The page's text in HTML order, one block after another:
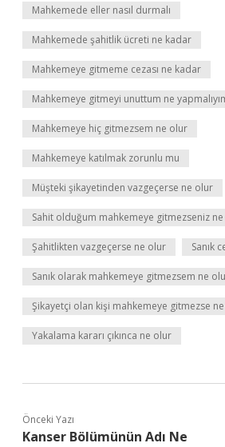
Mahkemede eller nasıl durmalı
Mahkemede şahitlik ücreti ne kadar
Mahkemeye gitmeme cezası ne kadar
Mahkemeye gitmeyi unuttum ne
Mahkemeye hiç gitmezsem ne olur
Mahkemeye katılmak zorunlu mu
Müşteki şikayetinden vazgeçerse ne olur
Sahit olduğum mahkemeye gitmezseniz
Şahitlikten vazgeçerse ne olur Sanık
Sanık olarak mahkemeye gitmezsem ne
Şikayetçi olan kişi mahkemeye gitmezse
Yakalama kararı çıkınca ne olur
Önceki Yazı
Kanser Bölümünün Adı Ne